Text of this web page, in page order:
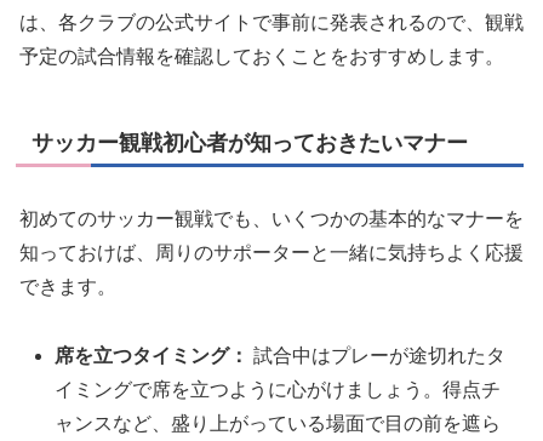
は、各クラブの公式サイトで事前に発表されるので、観戦
予定の試合情報を確認しておくことをおすすめします。
サッカー観戦初心者が知っておきたいマナー
初めてのサッカー観戦でも、いくつかの基本的なマナーを
知っておけば、周りのサポーターと一緒に気持ちよく応援
できます。
席を立つタイミング： 試合中はプレーが途切れたタ
イミングで席を立つように心がけましょう。得点チ
ャンスなど、盛り上がっている場面で目の前を遮ら